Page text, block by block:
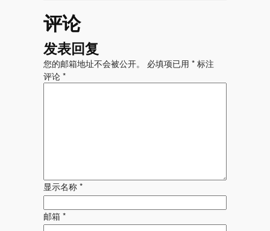
评论
发表回复
您的邮箱地址不会被公开。 必填项已用 *标注
评论 *
显示名称 *
邮箱 *